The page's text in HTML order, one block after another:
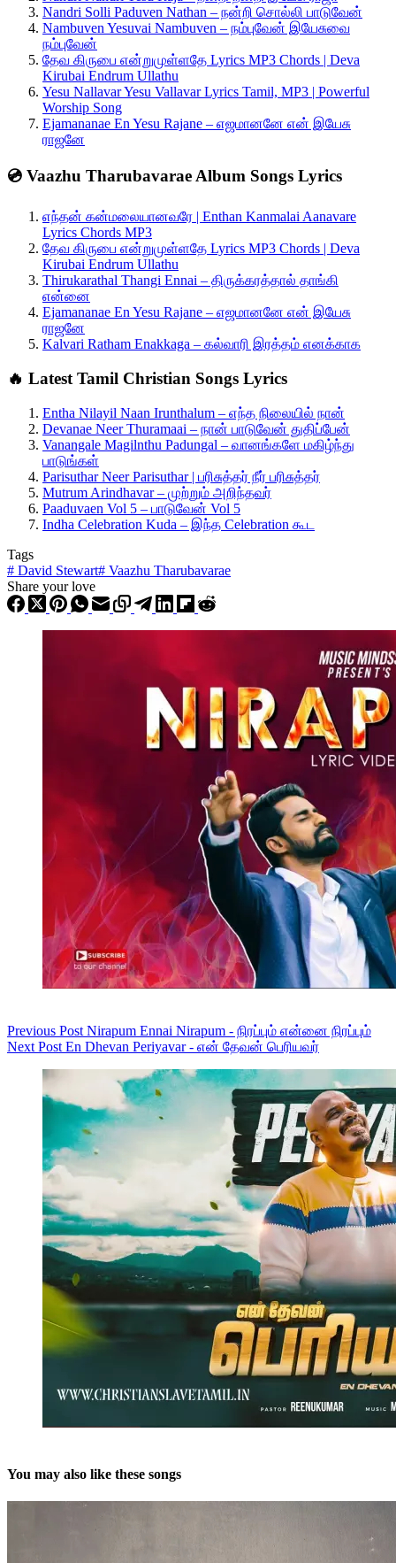
Nandri Solli Paduven Nathan – நன்றி சொல்லி பாடுவேன்
Nambuven Yesuvai Nambuven – நம்புவேன் இயேசுவை
நம்புவேன்
தேவ கிருபை என்றுமுள்ளதே Lyrics MP3 Chords | Deva
Kirubai Endrum Ullathu
Yesu Nallavar Yesu Vallavar Lyrics Tamil, MP3 | Powerful
Worship Song
Ejamananae En Yesu Rajane – எஜமானனே என் இயேசு
ராஜனே
💿 Vaazhu Tharubavarae Album Songs Lyrics
எந்தன் கன்மலையானவரே | Enthan Kanmalai Aanavare
Lyrics Chords MP3
தேவ கிருபை என்றுமுள்ளதே Lyrics MP3 Chords | Deva
Kirubai Endrum Ullathu
Thirukarathal Thangi Ennai – திருக்கரத்தால் தாங்கி
என்னை
Ejamananae En Yesu Rajane – எஜமானனே என் இயேசு
ராஜனே
Kalvari Ratham Enakkaga – கல்வாரி இரத்தம் எனக்காக
🔥 Latest Tamil Christian Songs Lyrics
Entha Nilayil Naan Irunthalum – எந்த நிலையில் நான்
Devanae Neer Thuramaai – நான் பாடுவேன் துதிப்பேன்
Vanangale Magilnthu Padungal – வானங்களே மகிழ்ந்து
பாடுங்கள்
Parisuthar Neer Parisuthar | பரிசுத்தர் நீர் பரிசுத்தர்
Mutrum Arindhavar – முற்றும் அறிந்தவர்
Paaduvaen Vol 5 – பாடுவேன் Vol 5
Indha Celebration Kuda – இந்த Celebration கூட
Tags
# David Stewart# Vaazhu Tharubavarae
Share your love
Previous Post Nirapum Ennai Nirapum - நிரப்பும் என்னை நிரப்பும்
Next Post En Dhevan Periyavar - என் தேவன் பெரியவர்
You may also like these songs